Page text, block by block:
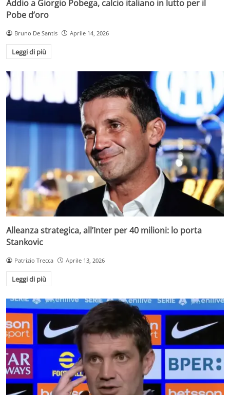
Addio a Giorgio Pobega, calcio italiano in lutto per il
Pobe d’oro
Bruno De Santis Aprile 14, 2026
Leggi di più
Alleanza strategica, all’Inter per 40 milioni: lo porta
Stankovic
Patrizio Trecca Aprile 13, 2026
Leggi di più